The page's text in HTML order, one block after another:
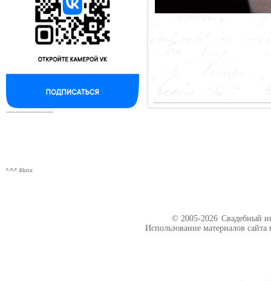
--------------------------
*-*-* 4box
© 2005-2026 Свадебный
Использование материалов